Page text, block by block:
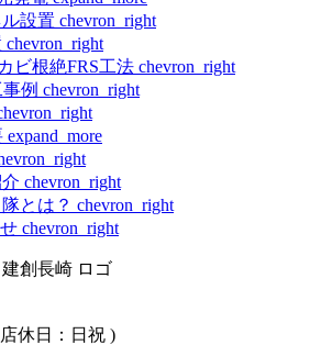
設置 chevron_right
chevron_right
カビ根絶FRS工法 chevron_right
例 chevron_right
expand_more
chevron_right
とは？ chevron_right
chevron_right
休日：日祝 )